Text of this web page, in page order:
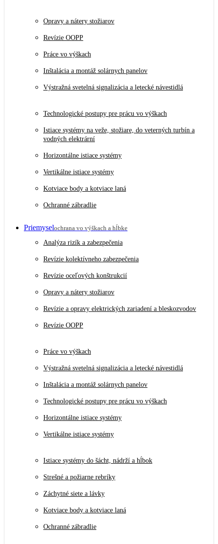
Opravy a nátery stožiarov
Revízie OOPP
Práce vo výškach
Inštalácia a montáž solárnych panelov
Výstražná svetelná signalizácia a letecké návestidlá
Technologické postupy pre prácu vo výškach
Istiace systémy na veže, stožiare, do veterných turbín a
vodných elektrární
Horizontálne istiace systémy
Vertikálne istiace systémy
Kotviace body a kotviace laná
Ochranné zábradlie
Priemyselochrana vo výškach a hĺbke
Analýza rizík a zabezpečenia
Revízie kolektívneho zabezpečenia
Revízie oceľových konštrukcií
Opravy a nátery stožiarov
Revízie a opravy elektrických zariadení a bleskozvodov
Revízie OOPP
Práce vo výškach
Výstražná svetelná signalizácia a letecké návestidlá
Inštalácia a montáž solárnych panelov
Technologické postupy pre prácu vo výškach
Horizontálne istiace systémy
Vertikálne istiace systémy
Istiace systémy do šácht, nádrží a hĺbok
Strešné a požiarne rebríky
Záchytné siete a lávky
Kotviace body a kotviace laná
Ochranné zábradlie